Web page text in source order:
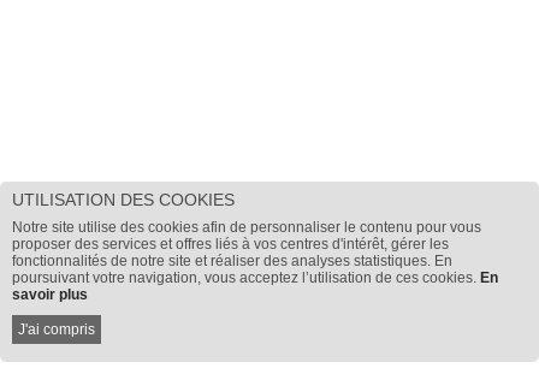
UTILISATION DES COOKIES
Notre site utilise des cookies afin de personnaliser le contenu pour vous
proposer des services et offres liés à vos centres d'intérêt, gérer les
fonctionnalités de notre site et réaliser des analyses statistiques. En
poursuivant votre navigation, vous acceptez l’utilisation de ces cookies. En
savoir plus
J'ai compris